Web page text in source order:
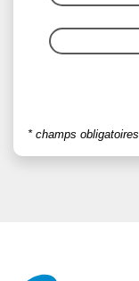
* champs obligatoires